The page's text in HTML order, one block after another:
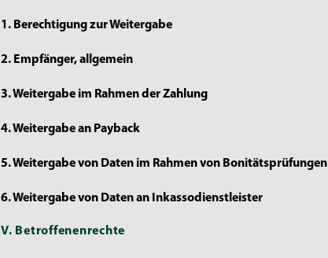
1. Berechtigung zur Weitergabe
2. Empfänger, allgemein
3. Weitergabe im Rahmen der Zahlung
4. Weitergabe an Payback
5. Weitergabe von Daten im Rahmen von Bonitätsprüfungen
6. Weitergabe von Daten an Inkassodienstleister
V. Betroffenenrechte